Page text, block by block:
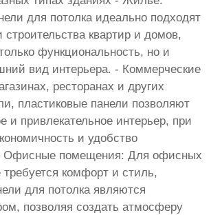
для потолка идеально подходят
квартир и домов,
функциональность, но и
вид интерьера. - Коммерческие
ресторанах и других
пластиковые панели позволяют
и привлекательное интерьер, при
и удобство
Офисные помещения: Для офисных
требуется комфорт и стиль,
для потолка являются
позволяя создать атмосферу